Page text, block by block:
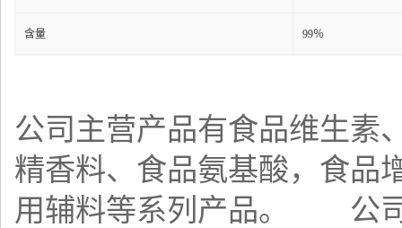
含量 99％
公司主营产品有食品维生素
精香料、食品氨基酸，食品
用辅料等系列产品。 公司